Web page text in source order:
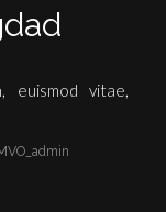
euismod vitae,